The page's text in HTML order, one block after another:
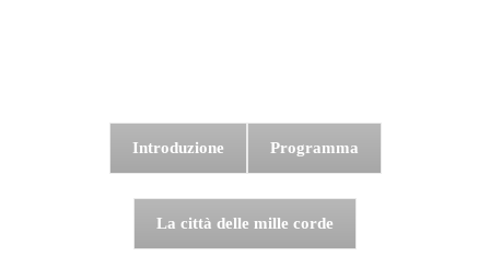
Introduzione Programma
La città delle mille corde